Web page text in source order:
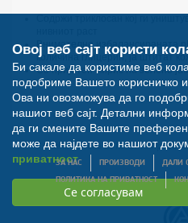
Овој веб сајт користи
Би сакале да користиме веб
подобриме Вашето корисничко
Ова ни овозможува да го
нашиот веб сајт. Детални
да ги смените Вашите
може да најдете во нашиот
приватност
Внимателно избалансираната
количина глицерин, ја штитат
Со пријатен мирис на зелено
© Билна Аптека 2012. Сите права
ЗА НАС ПРОИЗВОДИ
ДАЛИ
ПОЛИТИКА НА ПРИВАТНОСТ